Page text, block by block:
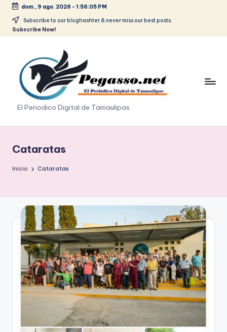
Saltar
dom., 9 ago. 2026 - 1:56:06 PM
Subscribe to our bloghashter & never miss our best posts.
Subscribe Now!
p
e
g
s
.
p
r
e
s
s
El Periodico Digital de Tamaulipas
Cataratas
Inicio Cataratas